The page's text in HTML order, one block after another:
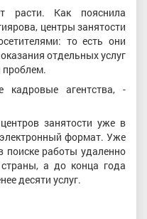
расти. Как пояснила
центры занятости
то есть они
отдельных услуг
проблем.
кадровые агентства, -
занятости уже в
формат. Уже
поиске работы удаленно
а до конца года
десяти услуг.